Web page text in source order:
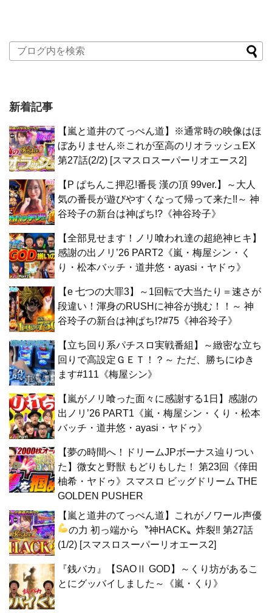
新着記事
【嵐と道井のてっぺん道】※通常時の映像はほ
ぼありません※これが至高のリオラッシュEX
第27話(2/2) [スマスロスーパーリオエース2]
【P ぱちんこ押忍!番長 漢の頂 99ver.】～大人
気の番長が遊びやすくなって帰って来た!!～ 神
谷玲子の新台は神ぱち!?《神谷玲子》
【全部見せます！ノリ喰われ達の超絶神ヒキ】
感謝の出ノリ’26 PART2《嵐・梅屋シン・く
り・松本バッチ・道井悠・ayasi・ヤドゥ》
【e 七つの大罪3】～1回転で大当たり＝速さが
段違い！渾身のRUSHに神谷が挑む！！～ 神
谷玲子の新台は神ぱち!?#75《神谷玲子》
【立ち回り系パチスロ実戦番組】～緻密な立ち
回りで高設定ＧＥＴ！？～ ただ、勝ちにゆき
ます#111《梅屋シン》
【嵐がノリ喰った面々に感謝する1日】感謝の
出ノリ’26 PART1《嵐・梅屋シン・くり・松本
バッチ・道井悠・ayasi・ヤドゥ》
【夢の時間へ！ドリームJPボーナス辿りつい
た】微女と野獣 もどりもした！ 第23回《倖田
柚希・ヤドゥ》スマスロ ビッグドリーム THE
GOLDEN PUSHER
【嵐と道井のてっぺん道】これがノワール声優
の力 初っ端から〝神HACK〟炸裂‼ 第27話
(1/2) [スマスロスーパーリオエース2]
『銭バカ』【SAOⅡ GOD】～くり坊があるこ
とにグッバイしました～《嵐・くり》